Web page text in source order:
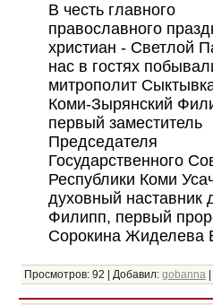
В честь главного
православного
христиан - Светлой
нас в гостях
митрополит
Коми-Зырянский
первый заместитель
Председателя
Государственного
Республики Коми
духовный наставник
Филипп, первый
Сорокина Жиделева
Просмотров: 92 Добавил: gobanna|